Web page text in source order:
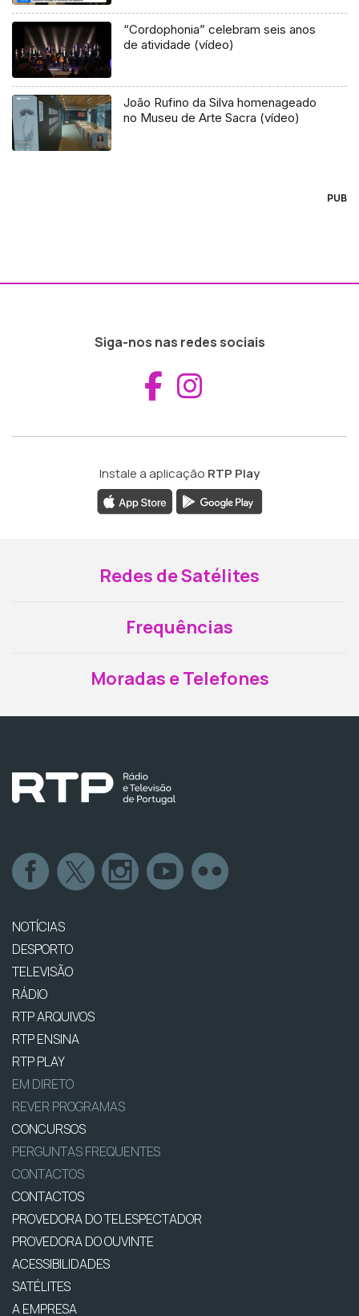
“Cordophonia” celebram seis anos
de atividade (vídeo)
João Rufino da Silva homenageado
no Museu de Arte Sacra (vídeo)
PUB
Siga-nos nas redes sociais
Aceder ao
Instale a aplicação RTP Play
Redes de Satélites
Frequências
Moradas e Telefones
NOTÍCIAS
DESPORTO
TELEVISÃO
RÁDIO
RTP ARQUIVOS
RTP ENSINA
RTP PLAY
EM DIRETO
REVER PROGRAMAS
CONCURSOS
PERGUNTAS FREQUENTES
CONTACTOS
CONTACTOS
PROVEDORA DO TELESPECTADOR
PROVEDORA DO OUVINTE
ACESSIBILIDADES
SATÉLITES
A EMPRESA